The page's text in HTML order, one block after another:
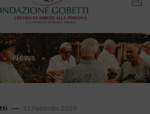
> News >
11 Febbraio 2025